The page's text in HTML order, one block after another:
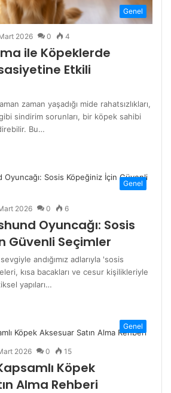
Genel
2026 0 4
ile Köpeklerde
Etkili
zaman yaşadığı mide rahatsızlıkları,
sindirim sorunları, bir köpek sahibi
Bu…
Genel
2026 0 6
Oyuncağı: Sosis
Güvenli Seçimler
andığımız adlarıyla 'sosis
kısa bacakları ve cesur kişilikleriyle
yapıları…
Genel
2026 0 15
Köpek
Alma Rehberi